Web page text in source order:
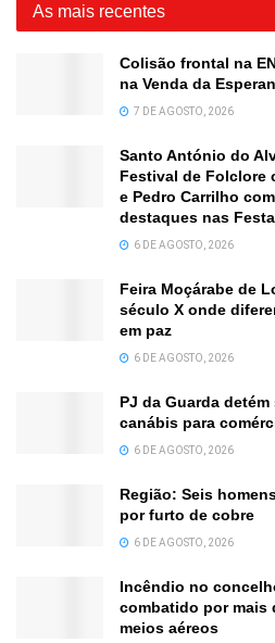
As mais recentes
Colisão frontal na
na Venda da
7 DE AGOSTO, 2026
Santo António do
Festival de Folclore
e Pedro Carrilho
destaques nas
6 DE AGOSTO, 2026
Feira Moçárabe de
século X onde
em paz
6 DE AGOSTO, 2026
PJ da Guarda
canábis para
6 DE AGOSTO, 2026
Região: Seis
por furto de cobre
6 DE AGOSTO, 2026
Incêndio no
combatido por mais
meios aéreos